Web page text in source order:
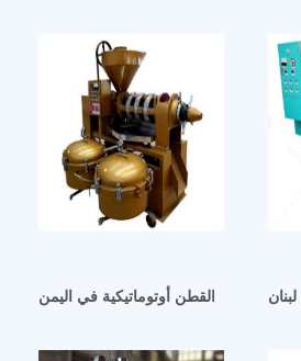
الكتان والقطن أوتوماتيكية في اليمن